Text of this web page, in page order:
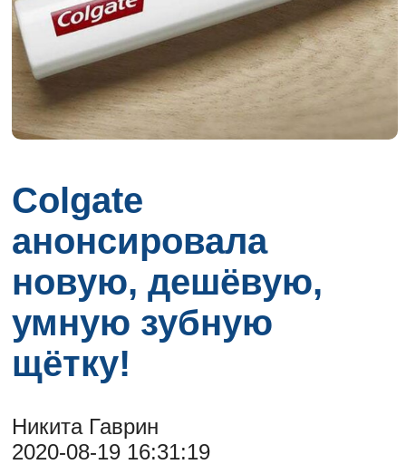
Colgate
анонсировала
новую, дешёвую,
умную зубную
щётку!
Никита Гаврин
2020-08-19 16:31:19